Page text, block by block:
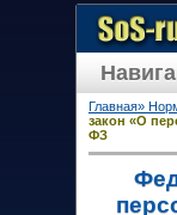
Главная»
закон «О
ФЗ